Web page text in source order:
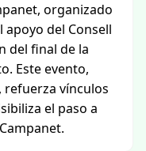
organizado
apoyo del Consell
del final de la
Este evento,
refuerza vínculos
el paso a